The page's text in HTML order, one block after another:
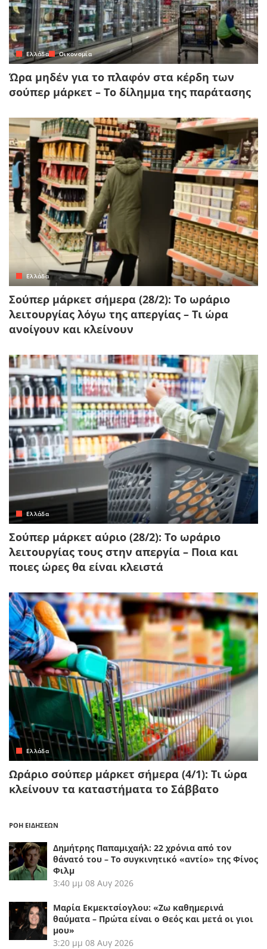
Ελλάδα Οικονομία
Ώρα μηδέν για το πλαφόν στα κέρδη των
σούπερ μάρκετ – Το δίλημμα της παράτασης
Ελλάδα
Σούπερ μάρκετ σήμερα (28/2): Το ωράριο
λειτουργίας λόγω της απεργίας – Τι ώρα
ανοίγουν και κλείνουν
Ελλάδα
Σούπερ μάρκετ αύριο (28/2): Το ωράριο
λειτουργίας τους στην απεργία – Ποια και
ποιες ώρες θα είναι κλειστά
Ελλάδα
Ωράριο σούπερ μάρκετ σήμερα (4/1): Τι ώρα
κλείνουν τα καταστήματα το Σάββατο
ΡΟΗ ΕΙΔΗΣΕΩΝ
Δημήτρης Παπαμιχαήλ: 22 χρόνια από τον
θάνατό του – Το συγκινητικό «αντίο» της Φίνος
Φιλμ
3:40 μμ 08 Αυγ 2026
Μαρία Εκμεκτσίογλου: «Ζω καθημερινά
θαύματα – Πρώτα είναι ο Θεός και μετά οι γιοι
μου»
3:20 μμ 08 Αυγ 2026